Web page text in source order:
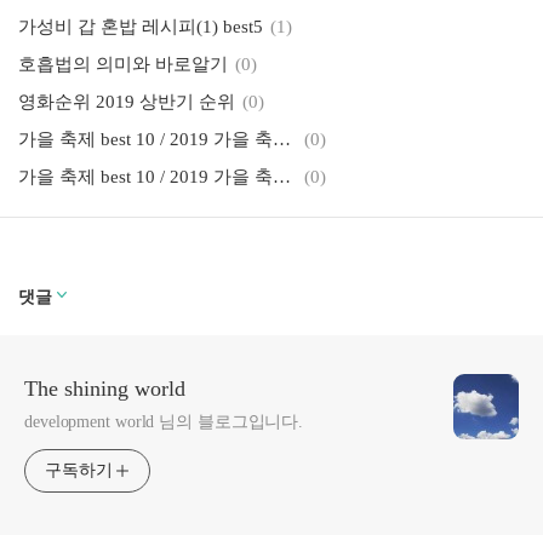
가성비 갑 혼밥 레시피(1) best5 (1)
호흡법의 의미와 바로알기
(0)
영화순위 2019 상반기 순위
(0)
가을 축제 best 10 / 2019 가을 축제 모음 2
(0)
가을 축제 best 10 / 2019 가을 축제 모음
(0)
댓글
The shining world
development world 님의 블로그입니다.
구독하기